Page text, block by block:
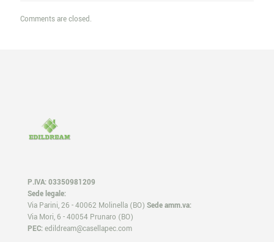
Comments are closed.
P.IVA: 03350981209
Sede legale:
Via Parini, 26 - 40062 Molinella (BO) Sede amm.va:
Via Mori, 6 - 40054 Prunaro (BO)
PEC: edildream@casellapec.com